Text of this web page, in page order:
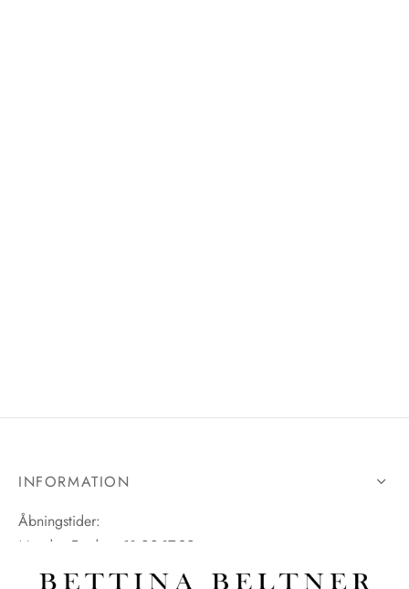
INFORMATION
Åbningstider:
Mandag-Fredag: 11.00-17.30
Lørdag: 11.00-15.00